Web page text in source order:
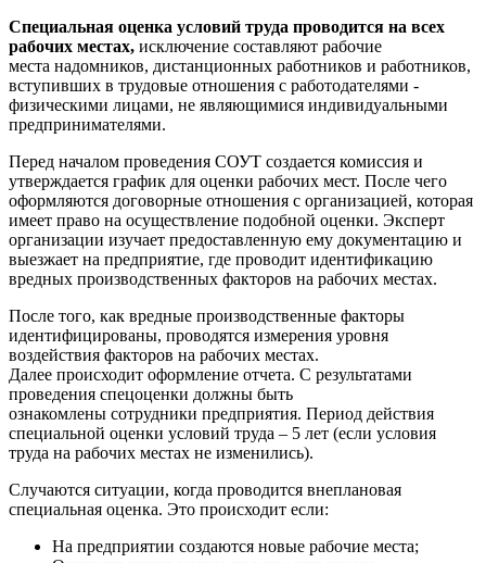
Специальная оценка условий труда проводится на всех
рабочих местах, исключение составляют рабочие
места надомников, дистанционных работников и работников,
вступивших в трудовые отношения с работодателями -
физическими лицами, не являющимися индивидуальными
предпринимателями.
Перед началом проведения СОУТ создается комиссия и
утверждается график для оценки рабочих мест. После чего
оформляются договорные отношения с организацией, которая
имеет право на осуществление подобной оценки. Эксперт
организации изучает предоставленную ему документацию и
выезжает на предприятие, где проводит идентификацию
вредных производственных факторов на рабочих местах.
После того, как вредные производственные факторы
идентифицированы, проводятся измерения уровня
воздействия факторов на рабочих местах.
Далее происходит оформление отчета. С результатами
проведения спецоценки должны быть
ознакомлены сотрудники предприятия. Период действия
специальной оценки условий труда – 5 лет (если условия
труда на рабочих местах не изменились).
Случаются ситуации, когда проводится внеплановая
специальная оценка. Это происходит если:
На предприятии создаются новые рабочие места;